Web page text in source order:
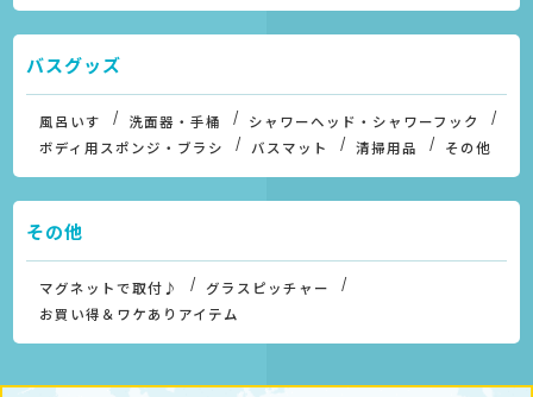
バスグッズ
風呂いす 洗面器・手桶
シャワーヘッド・シャワーフック
ボディ用スポンジ・ブラシ
バスマット 清掃用品 その他
その他
マグネットで取付♪
グラスピッチャー
お買い得＆ワケありアイテム